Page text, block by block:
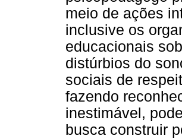
meio de ações
inclusive os
educacionais
distúrbios do
sociais de
fazendo
inestimável,
busca construir